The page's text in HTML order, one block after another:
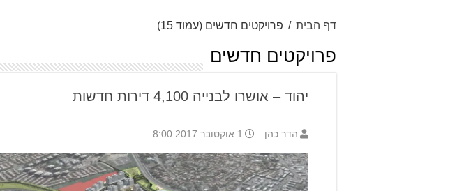
דף הבית / פרויקטים חדשים (עמוד 15)
פרויקטים חדשים
יהוד – אושרו לבנייה 4,100 דירות חדשות
הדר כהן 1 אוקטובר 2017 8:00